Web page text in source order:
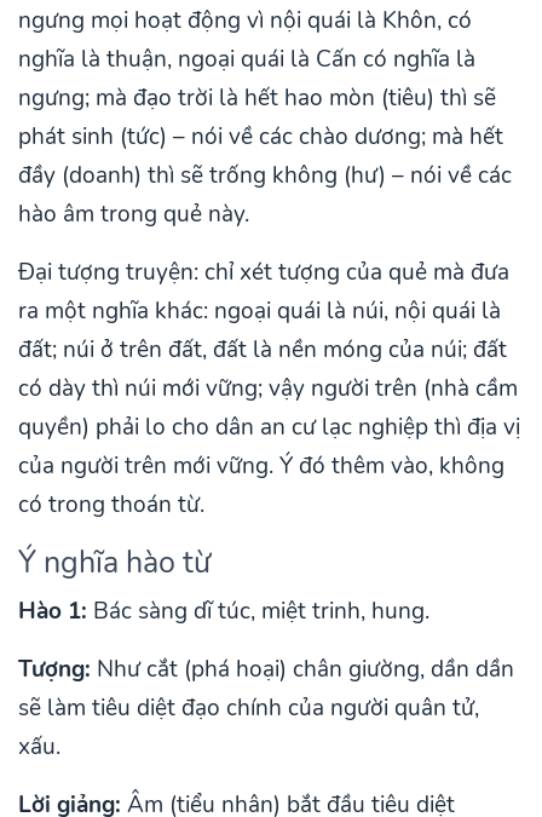
ngưng mọi hoạt động vì nội quái là Khôn, có
nghĩa là thuận, ngoại quái là Cấn có nghĩa là
ngưng; mà đạo trời là hết hao mòn (tiêu) thì sẽ
phát sinh (tức) – nói về các chào dương; mà hết
đầy (doanh) thì sẽ trống không (hư) – nói về các
hào âm trong quẻ này.
Đại tượng truyện: chỉ xét tượng của quẻ mà đưa
ra một nghĩa khác: ngoại quái là núi, nội quái là
đất; núi ở trên đất, đất là nền móng của núi; đất
có dày thì núi mới vững; vậy người trên (nhà cầm
quyền) phải lo cho dân an cư lạc nghiệp thì địa vị
của người trên mới vững. Ý đó thêm vào, không
có trong thoán từ.
Ý nghĩa hào từ
Hào 1: Bác sàng dĩ túc, miệt trinh, hung.
Tượng: Như cắt (phá hoại) chân giường, dần dần
sẽ làm tiêu diệt đạo chính của người quân tử,
xấu.
Lời giảng: Âm (tiểu nhân) bắt đầu tiêu diệt